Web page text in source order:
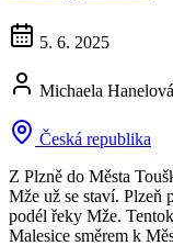
5. 6. 2025
Michaela Hanelová
Česká republika
Z Plzně do Města
Mže už se staví. Plzeň
podél řeky Mže.
Malesice směrem k